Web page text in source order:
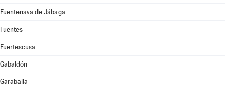
Fuentenava de Jábaga
Fuentes
Fuertescusa
Gabaldón
Garaballa